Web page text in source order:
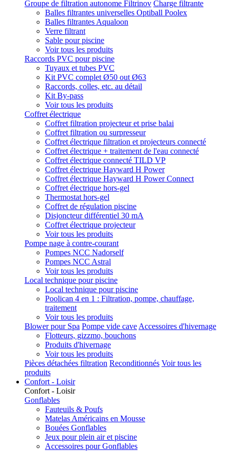
Groupe de filtration autonome Filtrinov Charge filtrante
Balles filtrantes universelles Optiball Poolex
Balles filtrantes Aqualoon
Verre filtrant
Sable pour piscine
Voir tous les produits
Raccords PVC pour piscine
Tuyaux et tubes PVC
Kit PVC complet Ø50 out Ø63
Raccords, colles, etc. au détail
Kit By-pass
Voir tous les produits
Coffret électrique
Coffret filtration projecteur et prise balai
Coffret filtration ou surpresseur
Coffret électrique filtration et projecteurs connecté
Coffret électrique + traitement de l'eau connecté
Coffret électrique connecté TILD VP
Coffret électrique Hayward H Power
Coffret électrique Hayward H Power Connect
Coffret électrique hors-gel
Thermostat hors-gel
Coffret de régulation piscine
Disjoncteur différentiel 30 mA
Coffret électrique projecteur
Voir tous les produits
Pompe nage à contre-courant
Pompes NCC Nadorself
Pompes NCC Astral
Voir tous les produits
Local technique pour piscine
Local technique pour piscine
Poolican 4 en 1 : Filtration, pompe, chauffage,
traitement
Voir tous les produits
Blower pour Spa Pompe vide cave Accessoires d'hivernage
Flotteurs, gizzmo, bouchons
Produits d'hivernage
Voir tous les produits
Pièces détachées filtration Reconditionnés Voir tous les
produits
Confort - Loisir
Confort - Loisir
Gonflables
Fauteuils & Poufs
Matelas Américains en Mousse
Bouées Gonflables
Jeux pour plein air et piscine
Accessoires pour Gonflables